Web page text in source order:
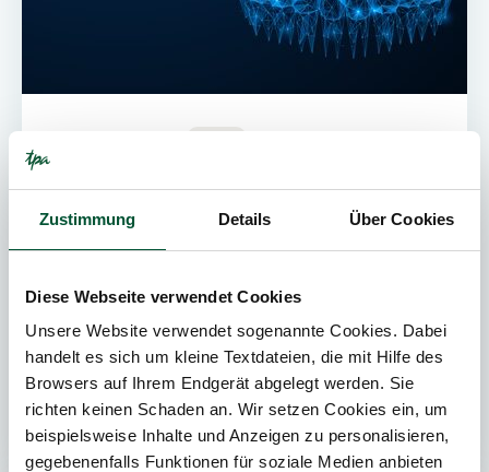
Zustimmung Details Über Cookies
Diese Webseite verwendet Cookies
Unsere Website verwendet sogenannte Cookies. Dabei
handelt es sich um kleine Textdateien, die mit Hilfe des
Browsers auf Ihrem Endgerät abgelegt werden. Sie
richten keinen Schaden an. Wir setzen Cookies ein, um
beispielsweise Inhalte und Anzeigen zu personalisieren,
gegebenenfalls Funktionen für soziale Medien anbieten
VwGH: Deutscher Zahnarzt begründet
„Betriebsstätte“ in österreichischer
Justizanstalt
Der Verwaltungsgerichtshof (VwGH) stellt in
einer aktuellen Entscheidung klar, dass auch die
regelmäßige Tätigkeit eines ausländischen
Freiberuflers in öster...